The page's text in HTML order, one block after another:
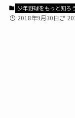
少年野球をもっと知ろ
2018年9月30日